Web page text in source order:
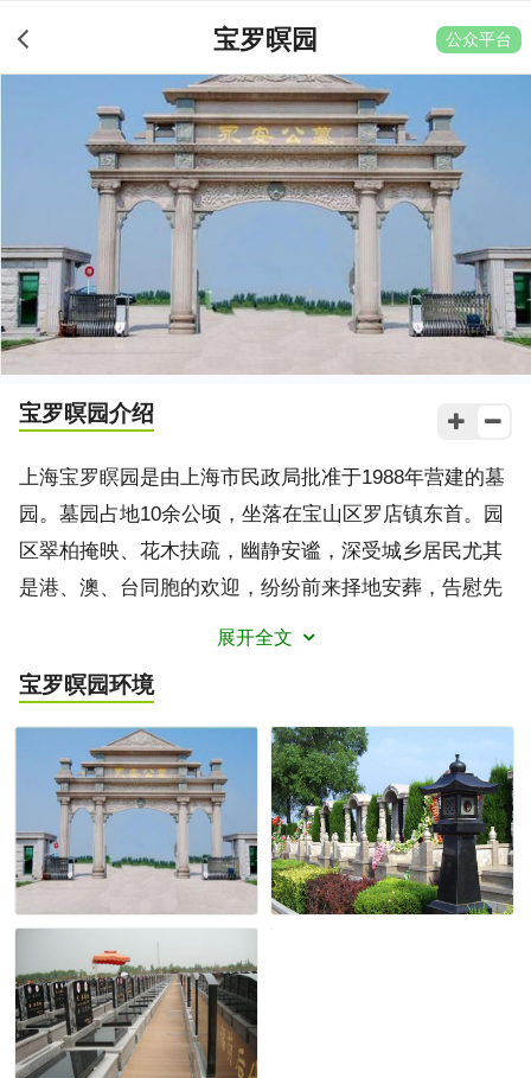
宝罗暝园 公众平台
宝罗暝园介绍
上海宝罗瞑园是由上海市民政局批准于1988年营建的墓
园。墓园占地10余公顷，坐落在宝山区罗店镇东首。园
区翠柏掩映、花木扶疏，幽静安谧，深受城乡居民尤其
是港、澳、台同胞的欢迎，纷纷前来择地安葬，告慰先
人。宝罗瞑园墓园分艺术墓区和普通墓区。龙凤墓、白
等十数种，尤以龙凤墓颇具特色，曾获上海市小型艺术
墓设计制作一等奖。特殊墓穴，墓园亦可根据惠顾者的
意愿设计营造。墓园特设壁葬、还设有草坪葬和树葬。
以静阁为中心的壁墓坐北朝南，东西长百余公尺，气势
轩昂，祭扫方便。宝罗瞑园墓园特设小卖部、餐饮部，
又设墓碑镌刻、瓷像绘制等项服务，凡举行葬礼或祭扫
所需，一应俱齐。墓园职工以顾客至上，服务热情周
到，1992年12月，荣获全国殡葬先进集体称号。墓园地
处上海市区近郊，交通便捷。
展开全文
宝罗暝园环境